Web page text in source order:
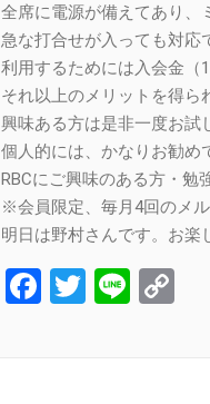
全席に電源が備えてあり、
急な打合せが入っても対応
利用するためには入会金（
それ以上のメリットを得ら
興味ある方は是非一度お試
個人的には、かなりお勧め
RBCにご興味のある方・勉
※会員限定、毎月4回のメル
明日は野村さんです。お楽
Facebook
Twitter
Line